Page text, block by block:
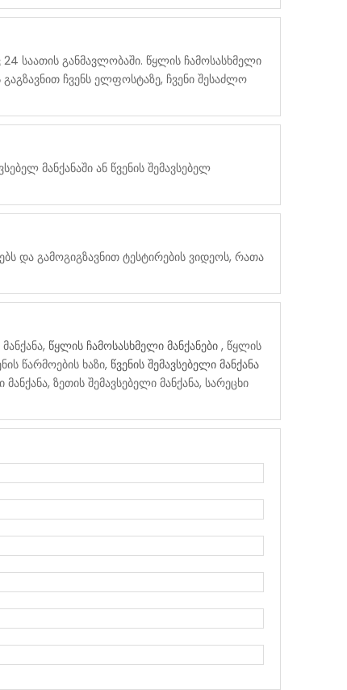
საათის განმავლობაში. წყლის ჩამოსასხმელი
ჩვენს ელფოსტაზე, ჩვენი შესაძლო
მანქანაში ან წვენის შემავსებელ
და გამოგიგზავნით ტესტირების ვიდეოს, რათა
წყლის ჩამოსასხმელი მანქანები , წყლის
წარმოების ხაზი, წვენის შემავსებელი მანქანა
ზეთის შემავსებელი მანქანა, სარეცხი